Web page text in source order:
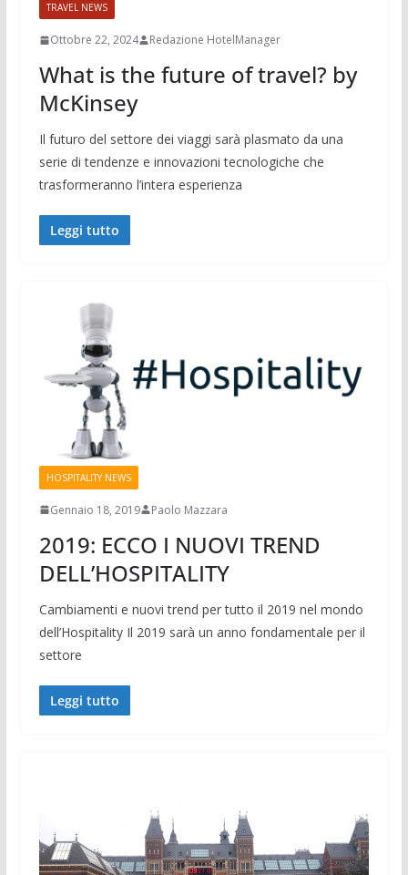
TRAVEL NEWS
Ottobre 22, 2024 Redazione HotelManager
What is the future of travel? by
McKinsey
Il futuro del settore dei viaggi sarà plasmato da una
serie di tendenze e innovazioni tecnologiche che
trasformeranno l’intera esperienza
Leggi tutto
HOSPITALITY NEWS
Gennaio 18, 2019 Paolo Mazzara
2019: ECCO I NUOVI TREND
DELL’HOSPITALITY
Cambiamenti e nuovi trend per tutto il 2019 nel mondo
dell’Hospitality Il 2019 sarà un anno fondamentale per il
settore
Leggi tutto